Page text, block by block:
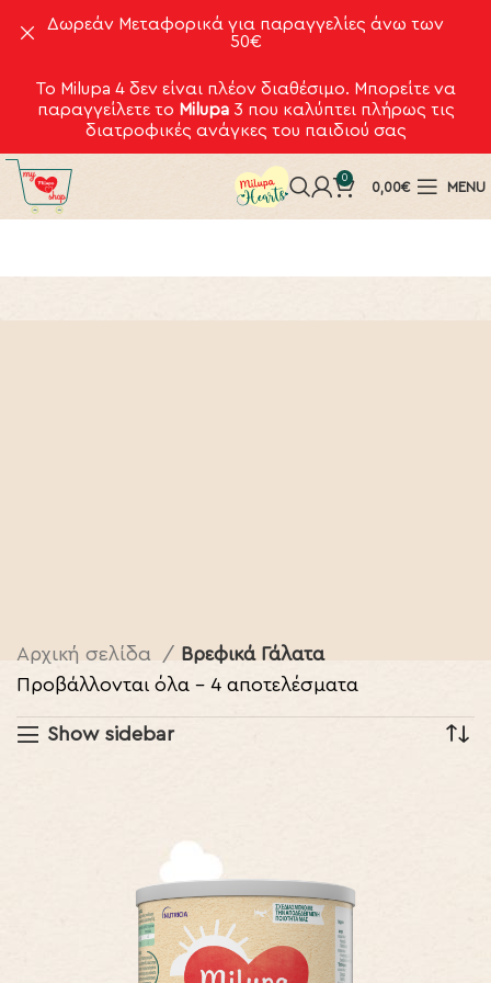
Το Milupa 4 δεν είναι πλέον διαθέσιμο. Μπορείτε να
παραγγείλετε το Milupa3 που καλύπτει πλήρως τις
διατροφικές ανάγκες του παιδιού σας
0
0,00€ MENU
Αρχική σελίδα
Βρεφικά Γάλατα
Προβάλλονται όλα - 4 αποτελέσματα
Show sidebar
Δωρεάν Μεταφορικά για παραγγελίες άνω των
50€